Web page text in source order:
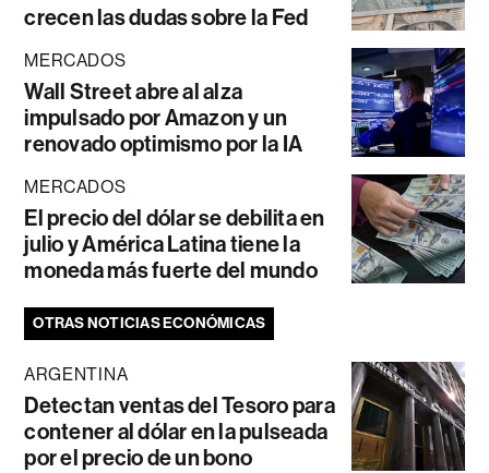
crecen las dudas sobre la Fed
MERCADOS
Wall Street abre al alza
impulsado por Amazon y un
renovado optimismo por la IA
MERCADOS
El precio del dólar se debilita en
julio y América Latina tiene la
moneda más fuerte del mundo
OTRAS NOTICIAS ECONÓMICAS
ARGENTINA
Detectan ventas del Tesoro para
contener al dólar en la pulseada
por el precio de un bono